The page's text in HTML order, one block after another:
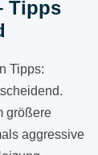
Tipps
Tipps:
größere
aggressive